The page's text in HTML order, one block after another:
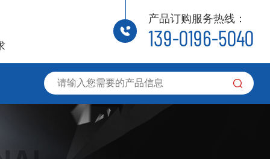
产品订购服务热线：
139-0196-5040